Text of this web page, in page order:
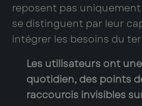
reposent pas
se distinguent par leur
intégrer les besoins du
Les utilisateurs ont une
quotidien, des points
raccourcis invisibles